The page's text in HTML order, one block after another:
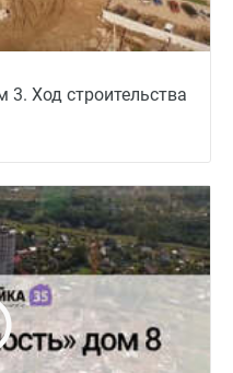
Ход строительства